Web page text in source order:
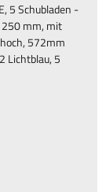
5 Schubladen -
250 mm, mit
572mm
Lichtblau, 5